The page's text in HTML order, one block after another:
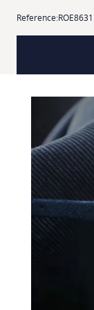
Reference:ROE8631